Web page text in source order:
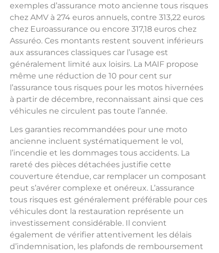
exemples d’assurance moto ancienne tous risques
chez AMV à 274 euros annuels, contre 313,22 euros
chez Euroassurance ou encore 317,18 euros chez
Assuréo. Ces montants restent souvent inférieurs
aux assurances classiques car l’usage est
généralement limité aux loisirs. La MAIF propose
même une réduction de 10 pour cent sur
l’assurance tous risques pour les motos hivernées
à partir de décembre, reconnaissant ainsi que ces
véhicules ne circulent pas toute l’année.
Les garanties recommandées pour une moto
ancienne incluent systématiquement le vol,
l’incendie et les dommages tous accidents. La
rareté des pièces détachées justifie cette
couverture étendue, car remplacer un composant
peut s’avérer complexe et onéreux. L’assurance
tous risques est généralement préférable pour ces
véhicules dont la restauration représente un
investissement considérable. Il convient
également de vérifier attentivement les délais
d’indemnisation, les plafonds de remboursement